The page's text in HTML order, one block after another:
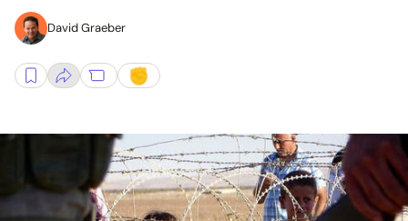
David Graeber